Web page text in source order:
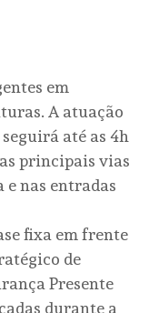
em
A atuação
até as 4h
principais vias
e nas entradas
fixa em frente
de
Presente
durante a